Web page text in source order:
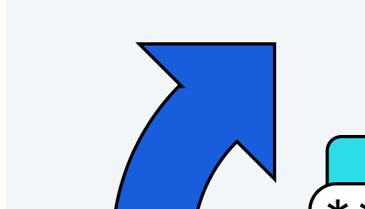
End-to-end krypterad hemlighetshantering för utveckling,
DevOps och IT-team.
Passwordless.dev och lösenord